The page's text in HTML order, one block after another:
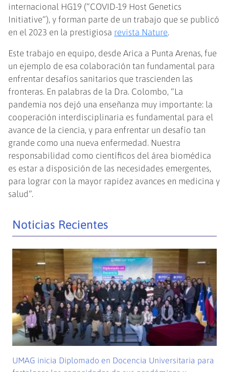
internacional HG19 (“COVID-19 Host Genetics
Initiative”), y forman parte de un trabajo que se publicó
en el 2023 en la prestigiosa revista Nature.
Este trabajo en equipo, desde Arica a Punta Arenas, fue
un ejemplo de esa colaboración tan fundamental para
enfrentar desafíos sanitarios que trascienden las
fronteras. En palabras de la Dra. Colombo, “La
pandemia nos dejó una enseñanza muy importante: la
cooperación interdisciplinaria es fundamental para el
avance de la ciencia, y para enfrentar un desafío tan
grande como una nueva enfermedad. Nuestra
responsabilidad como científicos del área biomédica
es estar a disposición de las necesidades emergentes,
para lograr con la mayor rapidez avances en medicina y
salud”.
Noticias Recientes
UMAG inicia Diplomado en Docencia Universitaria para